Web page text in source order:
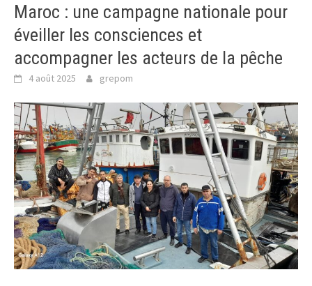
Maroc : une campagne nationale pour
éveiller les consciences et
accompagner les acteurs de la pêche
4 août 2025 grepom